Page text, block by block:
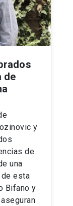
de
y
de
una
esta
Bifano y